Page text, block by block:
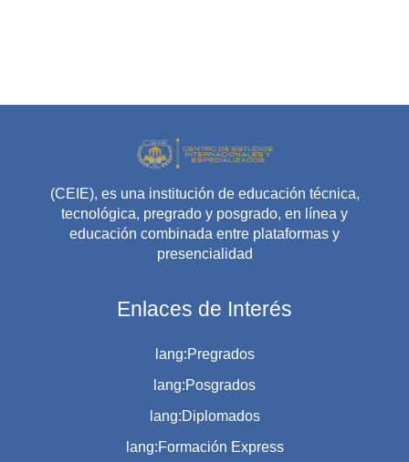
(CEIE), es una institución de educación técnica,
tecnológica, pregrado y posgrado, en línea y
educación combinada entre plataformas y
presencialidad
Enlaces de Interés
lang:Pregrados
lang:Posgrados
lang:Diplomados
lang:Formación Express